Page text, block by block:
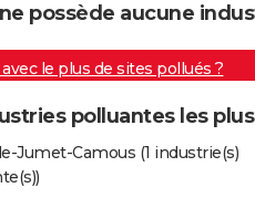
possède aucune
le plus de sites pollués ?
polluantes les
Jumet-Camous (1 industrie(s)